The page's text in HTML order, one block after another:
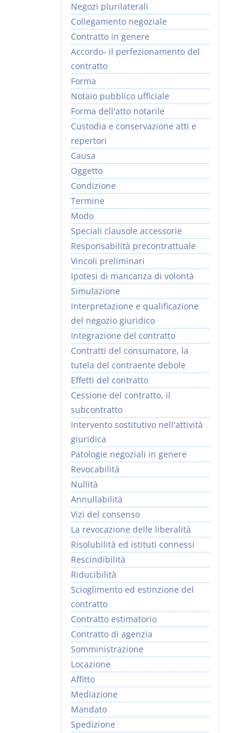
Negozi plurilaterali
Collegamento negoziale
Contratto in genere
Accordo- il perfezionamento del
contratto
Forma
Notaio pubblico ufficiale
Forma dell'atto notarile
Custodia e conservazione atti e
repertori
Causa
Oggetto
Condizione
Termine
Modo
Speciali clausole accessorie
Responsabilità precontrattuale
Vincoli preliminari
Ipotesi di mancanza di volontà
Simulazione
Interpretazione e qualificazione
del negozio giuridico
Integrazione del contratto
Contratti del consumatore, la
tutela del contraente debole
Effetti del contratto
Cessione del contratto, il
subcontratto
Intervento sostitutivo nell'attività
giuridica
Patologie negoziali in genere
Revocabilità
Nullità
Annullabilità
Vizi del consenso
La revocazione delle liberalità
Risolubilità ed istituti connessi
Rescindibilità
Riducibilità
Scioglimento ed estinzione del
contratto
Contratto estimatorio
Contratto di agenzia
Somministrazione
Locazione
Affitto
Mediazione
Mandato
Spedizione